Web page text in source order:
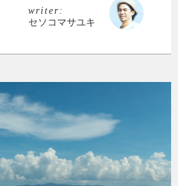
writer:
セソコマサユキ